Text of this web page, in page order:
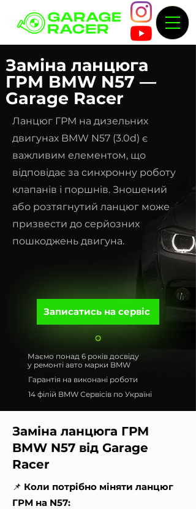
Заміна ланцюга
ГРМ BMW N57 —
Garage Racer
Ланцюг ГРМ на дизельних
двигунах BMW N57 (3.0d) є
важливим елементом, що
відповідає за синхронну роботу
клапанів і поршнів. Зношений
або розтягнутий ланцюг може
призвести до серйозних
пошкоджень двигуна.
Записатись на сервіс
Маємо понад 6 років досвіду
у ремонті авто марки BMW
Гарантія на виконані роботи
14 філій BMW Сервісів по Україні
Заміна ланцюга ГРМ
BMW N57 від Garage
Racer
📌 Коли потрібно міняти ланцюг
ГРМ на N57: